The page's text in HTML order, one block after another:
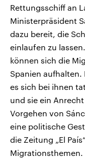
Rettungsschiff an
Ministerpräsident
dazu bereit, die
einlaufen zu
können sich die
Spanien
es sich bei ihnen
und sie ein
Vorgehen von
eine politische
die Zeitung „El
Migrationsthemen.